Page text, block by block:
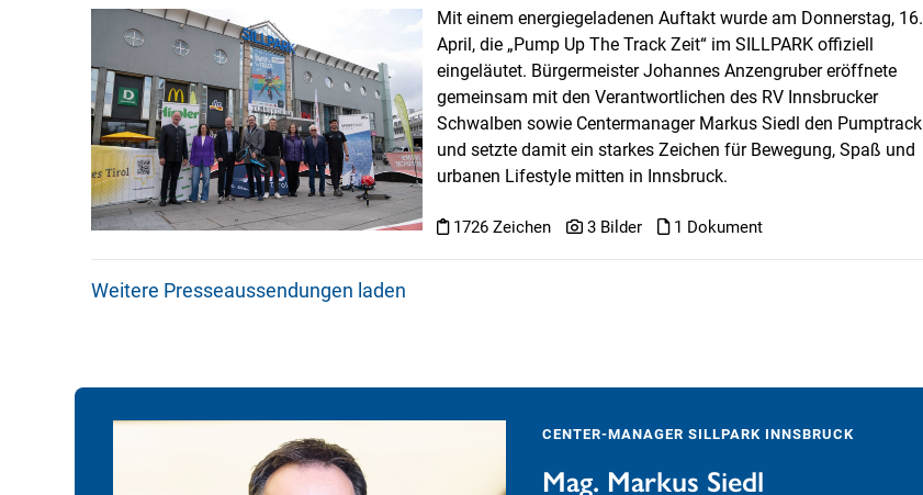
Mit einem energiegeladenen Auftakt wurde am Donnerstag, 16.
April, die „Pump Up The Track Zeit“ im SILLPARK offiziell
eingeläutet. Bürgermeister Johannes Anzengruber eröffnete
gemeinsam mit den Verantwortlichen des RV Innsbrucker
Schwalben sowie Centermanager Markus Siedl den Pumptrack
und setzte damit ein starkes Zeichen für Bewegung, Spaß und
urbanen Lifestyle mitten in Innsbruck.
1726 Zeichen 3 Bilder 1 Dokument
Weitere Presseaussendungen laden
CENTER-MANAGER SILLPARK INNSBRUCK
Mag. Markus Siedl